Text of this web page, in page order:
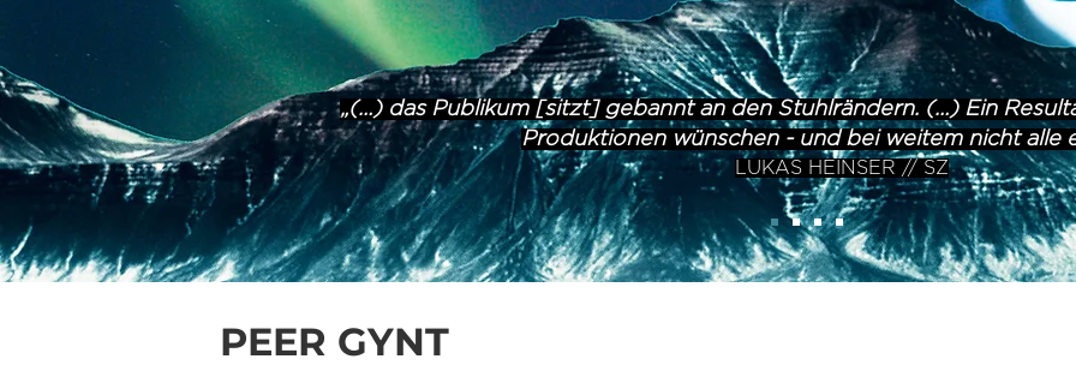
„(…) das Publikum [sitzt] gebannt an den Stuhlrändern. (…) Ein
Produktionen wünschen - und bei weitem nicht alle
LUKAS HEINSER // SZ
PEER GYNT